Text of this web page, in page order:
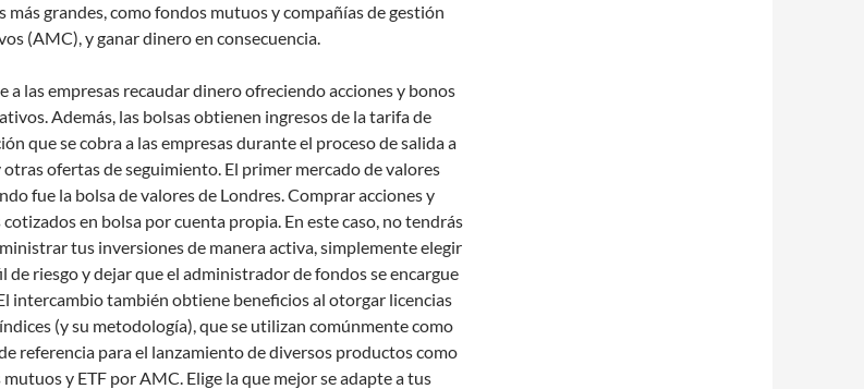
más grandes, como fondos mutuos y compañías de gestión
(AMC), y ganar dinero en consecuencia.
a las empresas recaudar dinero ofreciendo acciones y bonos
Además, las bolsas obtienen ingresos de la tarifa de
que se cobra a las empresas durante el proceso de salida a
otras ofertas de seguimiento. El primer mercado de valores
fue la bolsa de valores de Londres. Comprar acciones y
en bolsa por cuenta propia. En este caso, no tendrás
tus inversiones de manera activa, simplemente elegir
de riesgo y dejar que el administrador de fondos se encargue
intercambio también obtiene beneficios al otorgar licencias
(y su metodología), que se utilizan comúnmente como
referencia para el lanzamiento de diversos productos como
y ETF por AMC. Elige la que mejor se adapte a tus